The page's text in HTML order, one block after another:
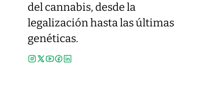
del cannabis, desde la
legalización hasta las últimas
genéticas.